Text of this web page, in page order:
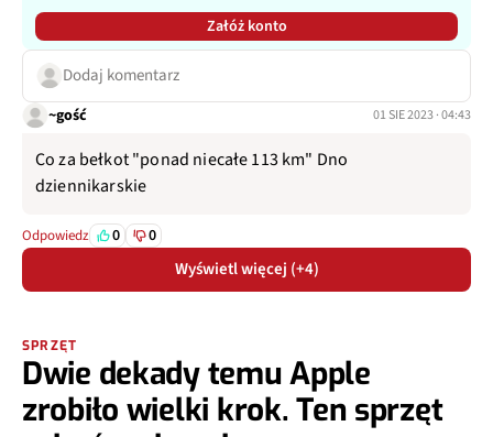
Załóż konto
Dodaj komentarz
~gość 01 SIE 2023 · 04:43
Co za bełkot "ponad niecałe 113 km" Dno
dziennikarskie
Odpowiedz 0 0
Wyświetl więcej (+4)
SPRZĘT
Dwie dekady temu Apple
zrobiło wielki krok. Ten sprzęt